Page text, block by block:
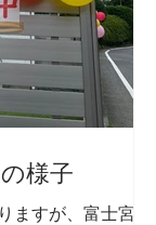
様子
ますが、富士宮教